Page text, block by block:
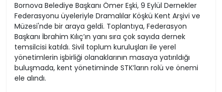
Bornova Belediye Başkanı Ömer Eşki, 9 Eylül Dernekler
Federasyonu üyeleriyle Dramalılar Köşkü Kent Arşivi ve
Müzesi'nde bir araya geldi. Toplantıya, Federasyon
Başkanı İbrahim Kılıç’ın yanı sıra çok sayıda dernek
temsilcisi katıldı. Sivil toplum kuruluşları ile yerel
yönetimlerin işbirliği olanaklarının masaya yatırıldığı
buluşmada, kent yönetiminde STK’ların rolü ve önemi
ele alındı.